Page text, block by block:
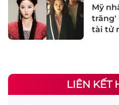
Mỹ
trăng'
tài tử
LIÊN KẾT